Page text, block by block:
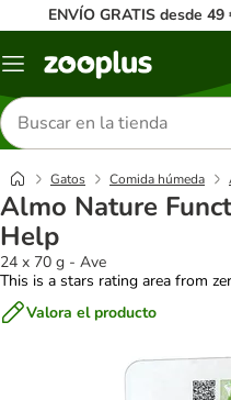
ENVÍO GRATIS desde
Menú
Buscar
productos
Gatos Comida húmeda
Almo Nature
Help
24 x 70 g - Ave
This is a stars rating area from
Valora el producto